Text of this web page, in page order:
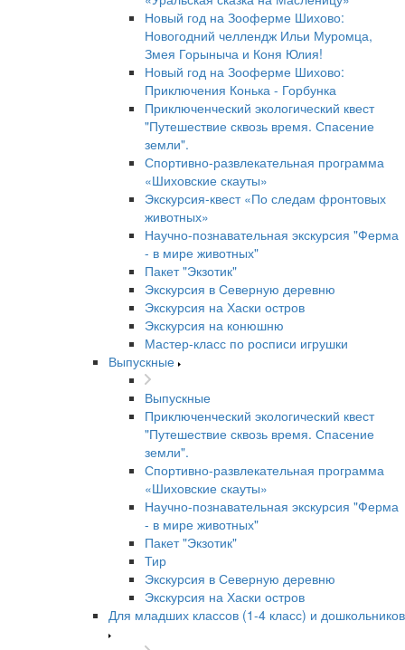
Новый год на Зооферме Шихово:
Новогодний челлендж Ильи Муромца,
Змея Горыныча и Коня Юлия!
Новый год на Зооферме Шихово:
Приключения Конька - Горбунка
Приключенческий экологический квест
"Путешествие сквозь время. Спасение
земли".
Спортивно-развлекательная программа
«Шиховские скауты»
Экскурсия-квест «По следам фронтовых
животных»
Научно-познавательная экскурсия "Ферма
- в мире животных"
Пакет "Экзотик"
Экскурсия в Северную деревню
Экскурсия на Хаски остров
Экскурсия на конюшню
Мастер-класс по росписи игрушки
Выпускные
Выпускные
Приключенческий экологический квест
"Путешествие сквозь время. Спасение
земли".
Спортивно-развлекательная программа
«Шиховские скауты»
Научно-познавательная экскурсия "Ферма
- в мире животных"
Пакет "Экзотик"
Тир
Экскурсия в Северную деревню
Экскурсия на Хаски остров
Для младших классов (1-4 класс) и дошкольников